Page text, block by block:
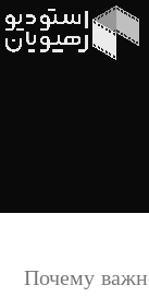
Почему